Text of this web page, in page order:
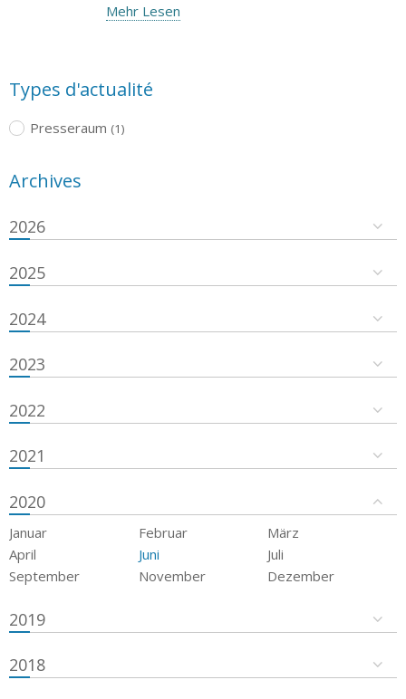
Mehr Lesen
Types d'actualité
Presseraum (1)
Archives
2026
2025
2024
2023
2022
2021
2020
Januar Februar
März
April
Juni
Juli
September
November Dezember
2019
2018